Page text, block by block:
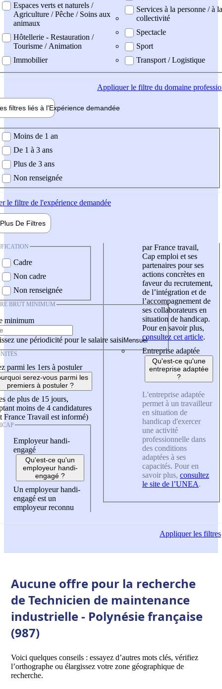
Espaces verts et naturels /
Agriculture / Pêche / Soins aux
animaux
Hôtellerie - Restauration /
Tourisme / Animation
Immobilier
Services à la personne / à la
collectivité
Spectacle
Sport
Transport / Logistique
Appliquerle filtre du domaine
filtres liés à l'Expérience demandée
demandée
Moins de 1 an
De 1 à 3 ans
Plus de 3 ans
Non renseignée
le filtre de l'expérience demandée
Plus De Filtres
Cadre
Non cadre
Non renseignée
BRUT MINIMUM
minimum
une périodicité pour le salaire saisi
parmi les 1ers à postuler
serez-vous parmi les
premiers à postuler ?
de plus de 15 jours,
moins de 4 candidatures
France Travail est informé)
Employeur handi-
engagé
Qu'est-ce qu'un
employeur handi-
engagé ?
Un employeur handi-
engagé est un
employeur reconnu
par France travail,
Cap emploi et ses
partenaires pour ses
actions concrètes en
faveur du recrutement,
de l’intégration et de
l’accompagnement de
ses collaborateurs en
situation de handicap.
Pour en savoir plus,
consultez cet article.
Entreprise adaptée
Qu'est-ce qu'une
entreprise adaptée
?
L'entreprise adaptée
permet à un travailleur
en situation de
handicap d'exercer
une activité
professionnelle dans
des conditions
adaptées à ses
capacités. Pour en
savoir plus, consultez
le site de l’UNEA.
Appliquerles filtres
Aucune offre pour la recherche
de Technicien de maintenance
industrielle - Polynésie française
(987)
Voici quelques conseils : essayez d’autres mots clés, vérifiez
l’orthographe ou élargissez votre zone géographique de
recherche.